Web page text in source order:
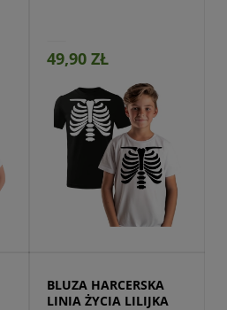
49,90 ZŁ
BLUZA HARCERSKA
LINIA ŻYCIA LILIJKA